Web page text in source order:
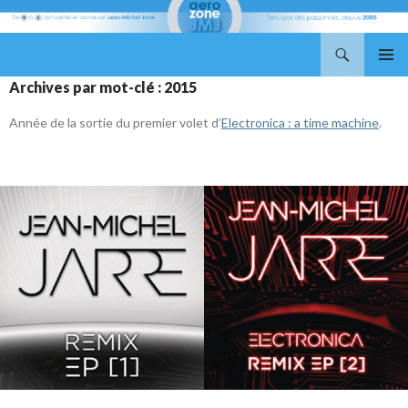
AU
Archives par mot-clé : 2015
Année de la sortie du premier volet d’Electronica : a time machine.